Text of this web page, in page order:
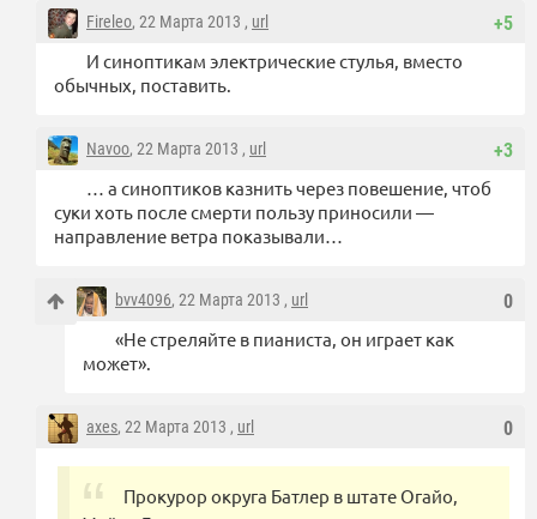
+5
Fireleo, 22 Марта 2013 , url
И синоптикам электрические стулья, вместо
обычных, поставить.
+3
Navoo, 22 Марта 2013 , url
… а синоптиков казнить через повешение, чтоб
суки хоть после смерти пользу приносили —
направление ветра показывали…
0
bvv4096, 22 Марта 2013 , url
«Не стреляйте в пианиста, он играет как
может».
0
axes, 22 Марта 2013 , url
Прокурор округа Батлер в штате Огайо,